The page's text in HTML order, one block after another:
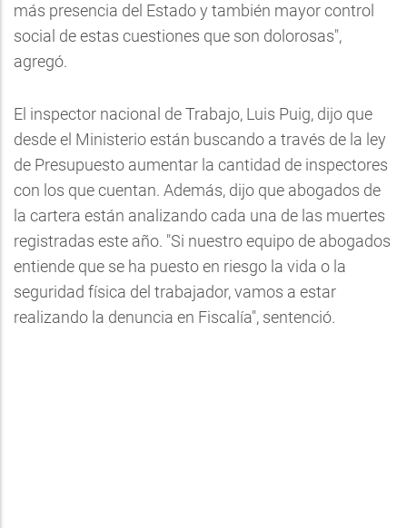
más presencia del Estado y también mayor control
social de estas cuestiones que son dolorosas",
agregó.
El inspector nacional de Trabajo, Luis Puig, dijo que
desde el Ministerio están buscando a través de la ley
de Presupuesto aumentar la cantidad de inspectores
con los que cuentan. Además, dijo que abogados de
la cartera están analizando cada una de las muertes
registradas este año. "Si nuestro equipo de abogados
entiende que se ha puesto en riesgo la vida o la
seguridad física del trabajador, vamos a estar
realizando la denuncia en Fiscalía", sentenció.